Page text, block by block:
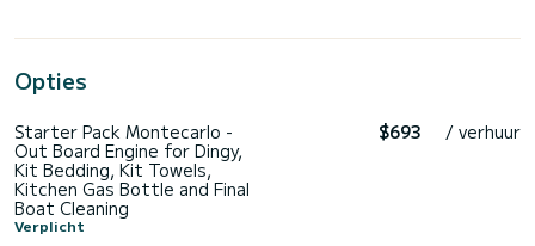
Opties
Starter Pack Montecarlo -
Out Board Engine for Dingy,
Kit Bedding, Kit Towels,
Kitchen Gas Bottle and Final
Boat Cleaning
Verplicht
$693 / verhuur